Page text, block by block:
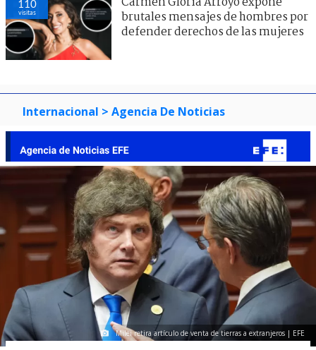
110
visitas
brutales mensajes de hombres por
defender derechos de las mujeres
Internacional > Agencia De Noticias
Milei retira artículo de venta de tierras a extranjeros | EFE